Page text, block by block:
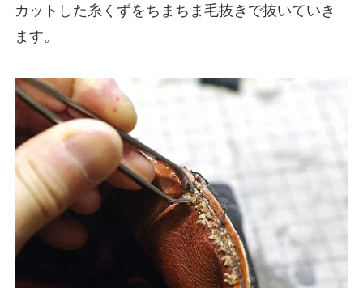
カットした糸くずをちまちま毛抜きで抜いていき
ます。